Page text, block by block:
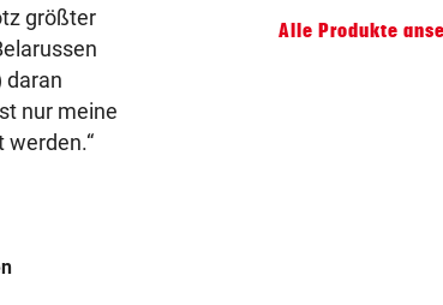
größter
daran
nur meine
werden.“
Alle Produkte